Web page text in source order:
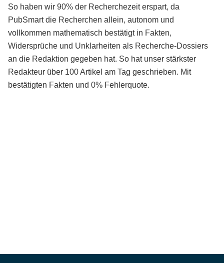
So haben wir 90% der Recherchezeit erspart, da
PubSmart die Recherchen allein, autonom und
vollkommen mathematisch bestätigt in Fakten,
Widersprüche und Unklarheiten als Recherche-Dossiers
an die Redaktion gegeben hat. So hat unser stärkster
Redakteur über 100 Artikel am Tag geschrieben. Mit
bestätigten Fakten und 0% Fehlerquote.